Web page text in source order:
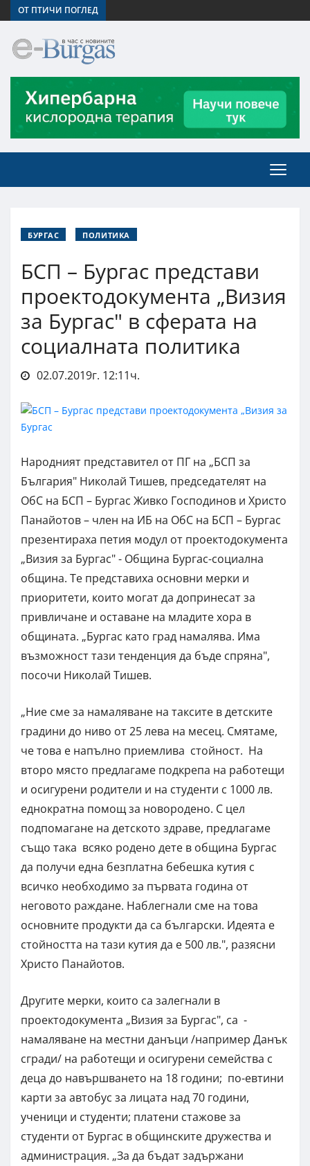
ОТ ПТИЧИ ПОГЛЕД
БУРГАС ПОЛИТИКА
БСП – Бургас представи
проектодокумента „Визия
за Бургас" в сферата на
социалната политика
02.07.2019г. 12:11ч.
Народният представител от ПГ на „БСП за
България" Николай Тишев, председателят на
ОбС на БСП – Бургас Живко Господинов и Христо
Панайотов – член на ИБ на ОбС на БСП – Бургас
презентираха петия модул от проектодокумента
„Визия за Бургас" - Община Бургас-социална
община. Те представиха основни мерки и
приоритети, които могат да допринесат за
привличане и оставане на младите хора в
общината. „Бургас като град намалява. Има
възможност тази тенденция да бъде спряна",
посочи Николай Тишев.
„Ние сме за намаляване на таксите в детските
градини до ниво от 25 лева на месец. Смятаме,
че това е напълно приемлива стойност. На
второ място предлагаме подкрепа на работещи
и осигурени родители и на студенти с 1000 лв.
еднократна помощ за новородено. С цел
подпомагане на детското здраве, предлагаме
също така всяко родено дете в община Бургас
да получи една безплатна бебешка кутия с
всичко необходимо за първата година от
неговото раждане. Наблегнали сме на това
основните продукти да са български. Идеята е
стойността на тази кутия да е 500 лв.", разясни
Христо Панайотов.
Другите мерки, които са залегнали в
проектодокумента „Визия за Бургас", са -
намаляване на местни данъци /например Данък
сгради/ на работещи и осигурени семейства с
деца до навършването на 18 години; по-евтини
карти за автобус за лицата над 70 години,
ученици и студенти; платени стажове за
студенти от Бургас в общинските дружества и
администрация. „За да бъдат задържани